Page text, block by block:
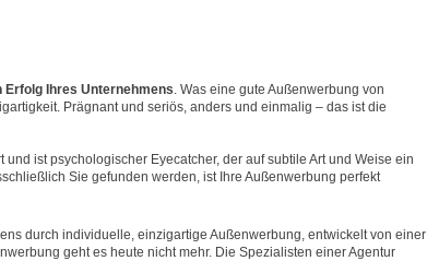
Erfolg Ihres Unternehmens. Was eine gute Außenwerbung von
Prägnant und seriös, anders und einmalig – das ist die
ist psychologischer Eyecatcher, der auf subtile Art und Weise ein
Sie gefunden werden, ist Ihre Außenwerbung perfekt
durch individuelle, einzigartige Außenwerbung, entwickelt von einer
geht es heute nicht mehr. Die Spezialisten einer Agentur